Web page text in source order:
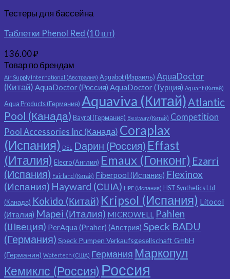
Тестеры для бассейна
Таблетки Phenol Red (10 шт)
136.00₽
Товар по брендам
Air Supply International (Австралия) Aquabot (Израиль) AquaDoctor
(Китай) AquaDoctor (Россия) AquaDoctor (Турция) Aquant (Китай)
Aqua Products (Германия) Aquaviva (Китай)Atlantic
Pool (Канада) Bayrol (Германия) Bestway (Китай) Competition
Pool Accessories Inc (Канада) Coraplax
(Испания) DEL Dарин (Россия) Effast
(Италия) Elecro (Англия) Emaux (Гонконг) Ezarri
(Испания) Fairland (Китай) Fiberpool (Испания) Flexinox
(Испания) Hayward (США) HPE (Испания) HST Synthetics Ltd
(Канада) Kokido (Китай) Kripsol (Испания) Litocol
(Италия) Mapei (Италия) MICROWELL Pahlen
(Швеция) PerAqua (Praher) (Австрия) Speck BADU
(Германия) Speck Pumpen Verkaufsgesellschaft GmbH
(Германия) Watertech (США) Германия Маркопул
Кемиклс (Россия) Россия